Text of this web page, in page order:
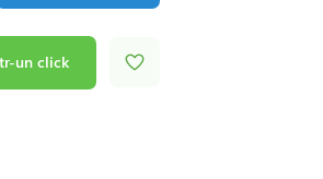
un click